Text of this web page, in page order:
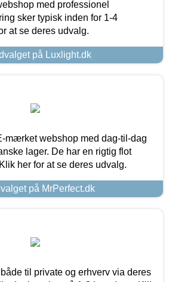
med professionel
sker typisk inden for 1-4
at se deres udvalg.
på Luxlight.dk
mærket webshop med dag-til-dag
lager. De har en rigtig flot
her for at se deres udvalg.
på MrPerfect.dk
til private og erhverv via deres